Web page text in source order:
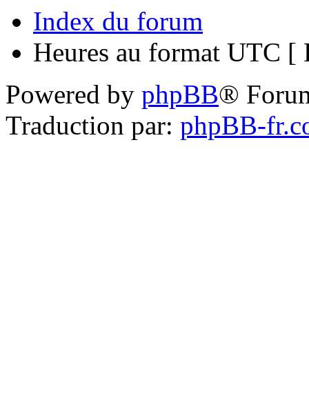
Index du forum
Heures au format UTC [
Powered by phpBB®
Traduction par: phpBB-